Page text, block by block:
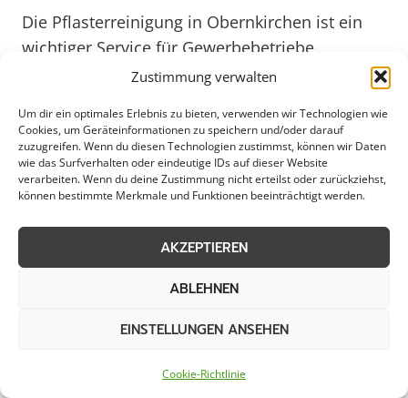
Zustimmung verwalten
Um dir ein optimales Erlebnis zu bieten, verwenden wir Technologien wie
Cookies, um Geräteinformationen zu speichern und/oder darauf
zuzugreifen. Wenn du diesen Technologien zustimmst, können wir Daten
wie das Surfverhalten oder eindeutige IDs auf dieser Website
verarbeiten. Wenn du deine Zustimmung nicht erteilst oder zurückziehst,
können bestimmte Merkmale und Funktionen beeinträchtigt werden.
AKZEPTIEREN
ABLEHNEN
EINSTELLUNGEN ANSEHEN
Cookie-Richtlinie
Die Pflasterreinigung in Obernkirchen ist ein
wichtiger Service für Gewerbebetriebe,
Kommunen, Städte und private Haushalte, um
Durch regelmäßige Reinigung können nicht nur
Verschmutzungen entfernt, sondern auch die
Sicherheit auf Gehwegen und Plätzen
gewährleistet werden. Obernkirchen, als
lebendige Stadt mit historischem Flair, legt
großen Wert auf Sauberkeit und Ästhetik im
Professionelle Unternehmen, die sich auf
haben, bieten eine Vielzahl von